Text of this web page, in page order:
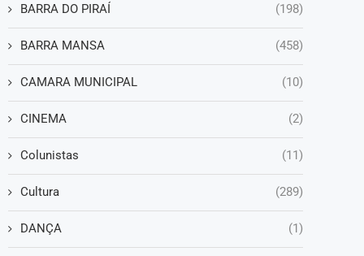
BARRA DO PIRAÍ (198)
BARRA MANSA (458)
CAMARA MUNICIPAL (10)
CINEMA (2)
Colunistas (11)
Cultura (289)
DANÇA (1)